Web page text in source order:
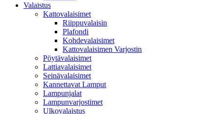
Valaistus
Kattovalaisimet
Riippuvalaisin
Plafondi
Kohdevalaisimet
Kattovalaisimen Varjostin
Pöytävalaisimet
Lattiavalaisimet
Seinävalaisimet
Kannettavat Lamput
Lampunjalat
Lampunvarjostimet
Ulkovalaistus